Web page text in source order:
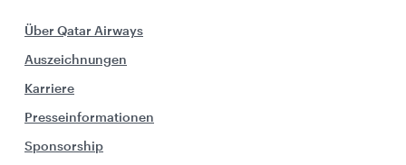
Über Qatar Airways
Auszeichnungen
Karriere
Presseinformationen
Sponsorship